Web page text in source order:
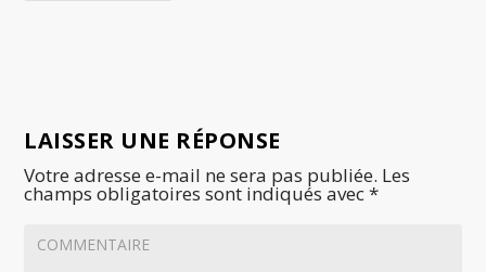
LAISSER UNE RÉPONSE
Votre adresse e-mail ne sera pas publiée. Les
champs obligatoires sont indiqués avec*